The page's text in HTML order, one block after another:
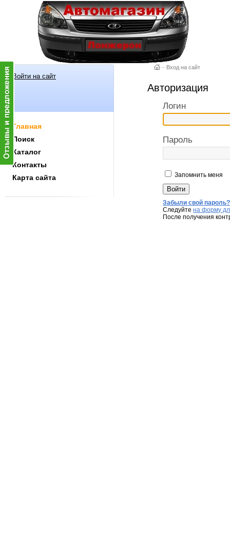
Войти на сайт
Главная
Поиск
Каталог
Контакты
Карта сайта
– Вход на сайт
Авторизация
Логин
Пароль
Запомнить меня
Забыли свой пароль?
Следуйтена форму
После получения